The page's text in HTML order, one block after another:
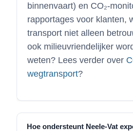
binnenvaart) en CO₂-
rapportages voor klanten,
transport niet alleen
ook milieuvriendelijker
weten? Lees verder over
wegtransport?
Hoe ondersteunt Neele-Vat